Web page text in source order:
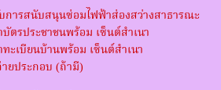
การสนับสนุนซ่อมไฟฟ้าส่องสว่างสาธารณะ
บัตรประชาชนพร้อม เซ็นต์สำเนา
ทะเบียนบ้านพร้อม เซ็นต์สำเนา
ยประกอบ (ถ้ามี)